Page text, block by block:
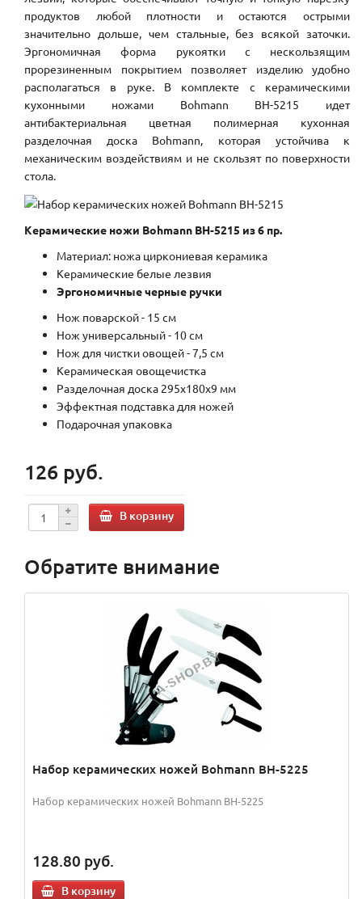
продуктов любой плотности и остаются острыми
значительно дольше, чем стальные, без всякой заточки.
Эргономичная форма рукоятки с нескользящим
прорезиненным покрытием позволяет изделию удобно
располагаться в руке. В комплекте с керамическими
кухонными ножами Bohmann BH-5215 идет
антибактериальная цветная полимерная кухонная
разделочная доска Bohmann, которая устойчива к
механическим воздействиям и не скользят по поверхности
стола.
Керамические ножи Bohmann BH-5215 из 6 пр.
Материал: ножа циркониевая керамика
Керамические белые лезвия
Эргономичные черные ручки
Нож поварской - 15 см
Нож универсальный - 10 см
Нож для чистки овощей - 7,5 см
Керамическая овощечистка
Разделочная доска 295х180х9 мм
Эффектная подставка для ножей
Подарочная упаковка
126 руб.
В корзину
Обратите внимание
Набор керамических ножей Bohmann BH-5225
Набор керамических ножей Bohmann BH-5225
128.80 руб.
В корзину